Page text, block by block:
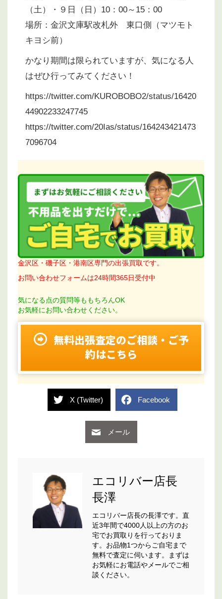
（土）・９日（日）10：00～15：00
場所：金沢文庫駅改札外 東口側（マツモト
キヨシ前）
かなり期間は限られていますが、気になる人
はぜひ行ってみてください！
https://twitter.com/KUROBOBO2/status/16420
44902233247745
https://twitter.com/20Ias/status/164243421473
7096704
金沢区・磯子区・港南区専門の出張買取です。
お問い合わせフォームは24時間365日受付中
気になる点の質問等ももちろんOK
お気軽にお問い合わせください。
無料出張査定のご相談・ご予
約はこちら
X (Twitter) Facebook
メール
エコリバー店長
長澤
エコリバー店長の長澤です。直
近3年間で4000人以上の方のお
宅でお買取りを行っておりま
す。お品物1つからご自宅まで
無料で査定に伺います。まずは
お気軽にお電話やメールでご相
談ください。